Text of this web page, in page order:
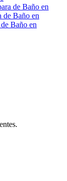
de Baño en
de Baño en
Baño en